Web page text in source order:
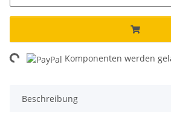
Komponenten werden
Beschreibung